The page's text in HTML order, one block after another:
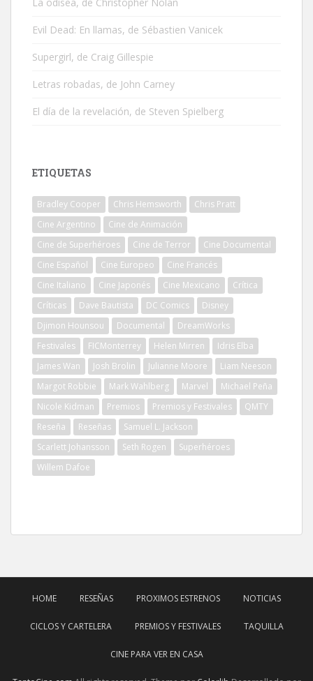
Evil Dead: En llamas, de Sébastien Vanicek
Supergirl, de Craig Gillespie
Letras robadas, de John Carney
El día de la revelación, de Steven Spielberg
ETIQUETAS
Bradley Cooper Chris Hemsworth
Chris Pratt
Cine Argentino
Cine de Animación
Cine de Superhéroes
Cine de Terror
Cine Documental
Cine Español
Cine Europeo
Cine Francés
Cine Italiano
Cine Japonés Cine Mexicano
Crítica
Críticas
Dave Bautista DC Comics
Disney
Djimon Hounsou
Documental
DreamWorks
Festivales
FICMonterrey Helen Mirren
Idris Elba
James Wan
Josh Brolin Julianne Moore
Liam Neeson
Margot Robbie
Mark Wahlberg Marvel
Michael Peña
Nicole Kidman
Premios Premios y Festivales
QMTY
Reseña
Reseñas
Samuel L. Jackson
Scarlett Johansson
Seth Rogen
Superhéroes
Willem Dafoe
HOME RESEÑAS PROXIMOS ESTRENOS NOTICIAS
CICLOS Y CARTELERA PREMIOS Y FESTIVALES TAQUILLA
CINE PARA VER EN CASA